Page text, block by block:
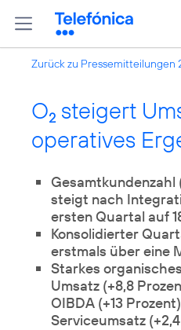
Zurück zu Pressemitteilungen
O2 steigert
operatives
Gesamtkundenzahl
steigt nach
ersten Quartal auf
Konsolidierter
erstmals über eine
Starkes
Umsatz (+8,8
OIBDA (+13
Serviceumsatz